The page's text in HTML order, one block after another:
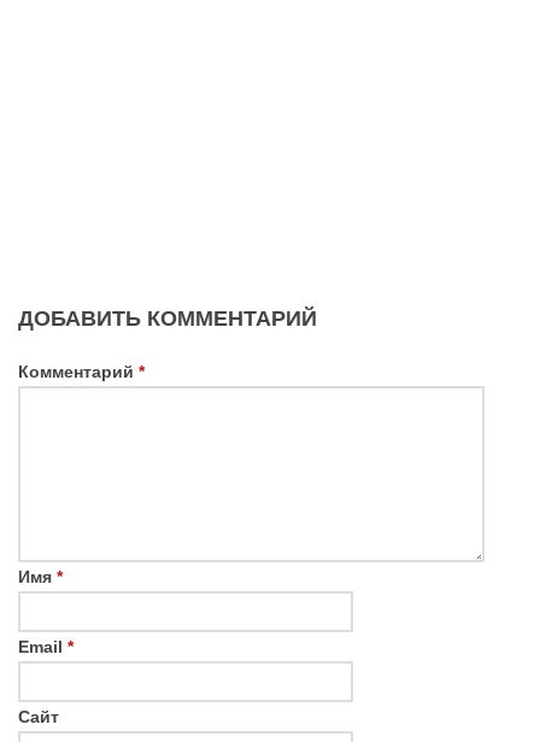
ДОБАВИТЬ КОММЕНТАРИЙ
Комментарий *
Имя *
Email *
Сайт